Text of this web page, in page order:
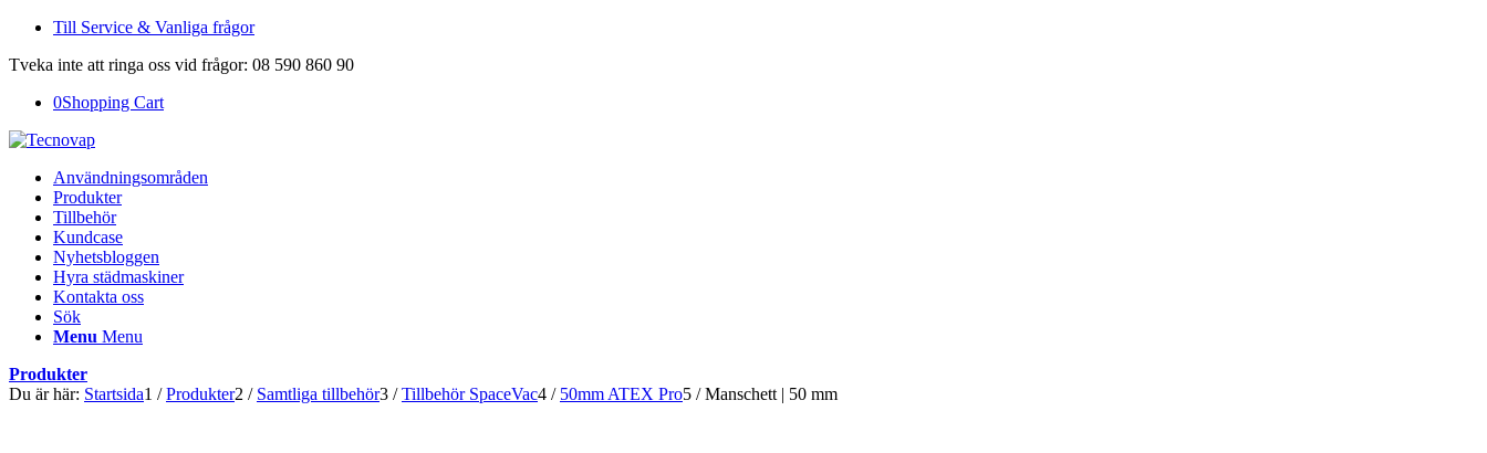
Till Service & Vanliga frågor
Tveka inte att ringa oss vid frågor: 08 590 860 90
0Shopping Cart
Användningsområden
Produkter
Tillbehör
Kundcase
Nyhetsbloggen
Hyra städmaskiner
Kontakta oss
Sök
Menu Menu
Produkter
Du är här: Startsida1 / Produkter2 / Samtliga tillbehör3 / Tillbehör SpaceVac4 / 50mm ATEX Pro5 / Manschett | 50 mm